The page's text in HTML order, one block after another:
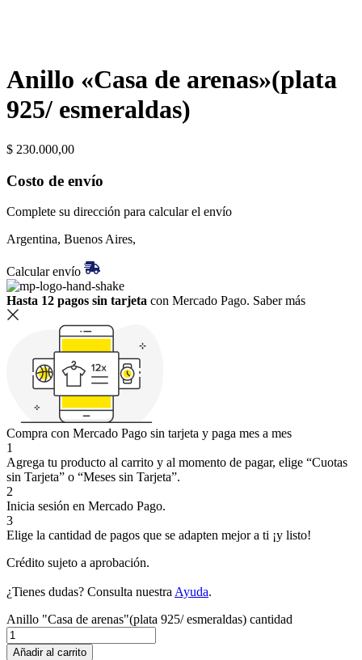
Anillo «Casa de arenas»(plata
925/ esmeraldas)
$ 230.000,00
Costo de envío
Complete su dirección para calcular el envío
Argentina, Buenos Aires,
Calcular envío
Hasta 12 pagos sin tarjeta con Mercado Pago. Saber más
Compra con Mercado Pago sin tarjeta y paga mes a mes
1
Agrega tu producto al carrito y al momento de pagar, elige “Cuotas
sin Tarjeta” o “Meses sin Tarjeta”.
2
Inicia sesión en Mercado Pago.
3
Elige la cantidad de pagos que se adapten mejor a ti ¡y listo!
Crédito sujeto a aprobación.
¿Tienes dudas? Consulta nuestra Ayuda.
Anillo "Casa de arenas"(plata 925/ esmeraldas) cantidad
Añadir al carrito